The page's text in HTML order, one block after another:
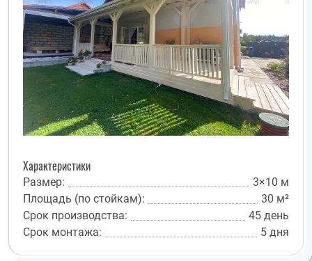
Характеристики
Размер:
3×10 м
Площадь (по стойкам):
30 м²
Срок производства:
45 день
Срок монтажа:
5 дня